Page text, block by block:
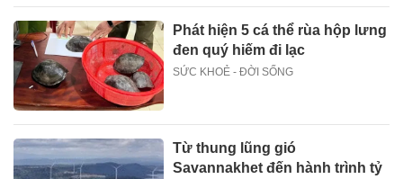
Phát hiện 5 cá thể rùa hộp lưng
đen quý hiếm đi lạc
SỨC KHOẺ - ĐỜI SỐNG
Từ thung lũng gió
Savannakhet đến hành trình tỷ